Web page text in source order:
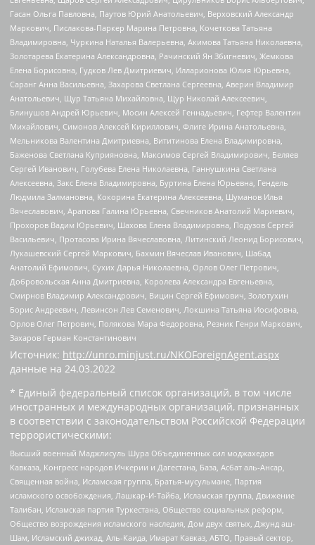
Гасан Ольга Павловна, Паутов Юрий Анатольевич, Верховский Александр
Маркович, Пислакова-Паркер Марина Петровна, Кочеткова Татьяна
Владимировна, Чуркина Наталья Валерьевна, Акимова Татьяна Николаевна,
Золотарева Екатерина Александровна, Рачинский Ян Збигневич, Жемкова
Елена Борисовна, Гудков Лев Дмитриевич, Илларионова Юлия Юрьевна,
Саранг Анна Васильевна, Захарова Светлана Сергеевна, Аверин Владимир
Анатольевич, Щур Татьяна Михайловна, Щур Николай Алексеевич,
Блинушов Андрей Юрьевич, Мосин Алексей Геннадьевич, Гефтер Валентин
Михайлович, Симонов Алексей Кириллович, Флиге Ирина Анатольевна,
Мельникова Валентина Дмитриевна, Вититинова Елена Владимировна,
Баженова Светлана Куприяновна, Максимов Сергей Владимирович, Беляев
Сергей Иванович, Голубева Елена Николаевна, Ганнушкина Светлана
Алексеевна, Закс Елена Владимировна, Буртина Елена Юрьевна, Гендель
Людмила Залмановна, Кокорина Екатерина Алексеевна, Шуманов Илья
Вячеславович, Арапова Галина Юрьевна, Свечников Анатолий Мариевич,
Прохоров Вадим Юрьевич, Шахова Елена Владимировна, Подузов Сергей
Васильевич, Протасова Ирина Вячеславовна, Литинский Леонид Борисович,
Лукашевский Сергей Маркович, Бахмин Вячеслав Иванович, Шабад
Анатолий Ефимович, Сухих Дарья Николаевна, Орлов Олег Петрович,
Добровольская Анна Дмитриевна, Королева Александра Евгеньевна,
Смирнов Владимир Александрович, Вицин Сергей Ефимович, Золотухин
Борис Андреевич, Левинсон Лев Семенович, Локшина Татьяна Иосифовна,
Орлов Олег Петрович, Полякова Мара Федоровна, Резник Генри Маркович,
Захаров Герман Константинович
Источник: http://unro.minjust.ru/NKOForeignAgent.aspx
данные на 24.03.2022
* Единый федеральный список организаций, в том числе
иностранных и международных организаций, признанных
в соответствии с законодательством Российской Федерации
террористическими:
Высший военный Маджлисуль Шура Объединенных сил моджахедов
Кавказа, Конгресс народов Ичкерии и Дагестана, База, Асбат аль-Ансар,
Священная война, Исламская группа, Братья-мусульмане, Партия
исламского освобождения, Лашкар-И-Тайба, Исламская группа, Движение
Талибан, Исламская партия Туркестана, Общество социальных реформ,
Общество возрождения исламского наследия, Дом двух святых, Джунд аш-
Шам, Исламский джихад, Аль-Каида, Имарат Кавказ, АБТО, Правый сектор,